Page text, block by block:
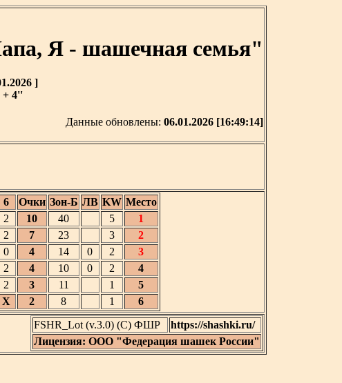
Я - шашечная семья"
]
+ 4''
Данные обновлены: 06.01.2026 [16:49:14]
6 Очки Зон-Б ЛВ KW Место
2 10 40 5
1
2 7 23 3
2
0 4 14 0 2
3
2 4 10 0 2
4
2 3 11 1
5
X 2 8 1
6
FSHR_Lot (v.3.0) (C) ФШР
https://shashki.ru/
Лицензия: ООО "Федерация шашек России"